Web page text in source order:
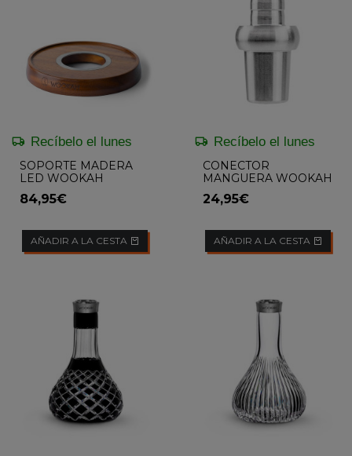
Recíbelo el lunes
SOPORTE MADERA
LED WOOKAH
84,95€
AÑADIR A LA CESTA
Recíbelo el lunes
CONECTOR
MANGUERA WOOKAH
2.0
24,95€
AÑADIR A LA CESTA